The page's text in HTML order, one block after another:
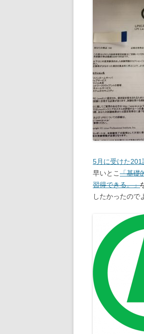
5月に受けた201
早いとこ 「基礎
習得できる。」
したかったので